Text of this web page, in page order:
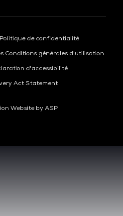
Politique de confidentialité
Conditions générales d'utilisation
d'accessibilité
Act Statement
Website by ASP